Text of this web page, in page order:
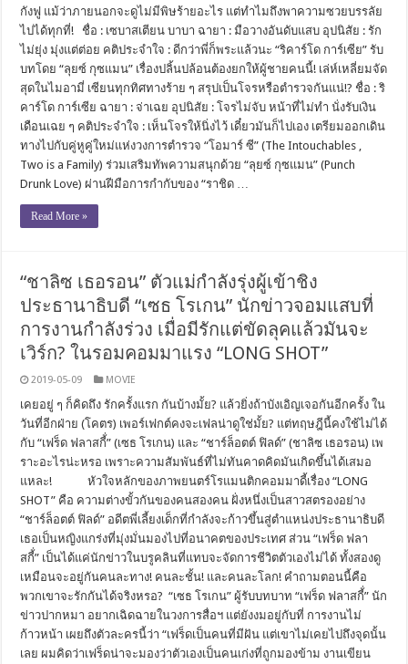
กังฟู แม้ว่าภายนอกจะดูไม่มีพิษร้ายอะไร แต่ทำไมถึงพาความซวยบรรลัย
ไปได้ทุกที่! ชื่อ : เซบาสเตียน บาบา ฉายา : มือวางอันดับแสบ อุปนิสัย : รัก
ไม่ยุ่ง มุ่งแต่ต่อย คติประจำใจ : ดีกว่าพี่ก็พระแล้วนะ “ริคาร์โด การ์เซีย” รับ
บทโดย “ลุยซ์ กุซแมน” เรื่องปลิ้นปล้อนต้องยกให้ผู้ชายคนนี้! เล่ห์เหลี่ยมจัด
สุดในไมอามี่ เซียนทุกทิศทางร้าย ๆ สรุปเป็นโจรหรือตำรวจกันแน่!? ชื่อ : ริ
คาร์โด การ์เซีย ฉายา : จ่าเฉย อุปนิสัย : โจรไม่จับ หน้าที่ไม่ทำ นั่งรับเงิน
เดือนเฉย ๆ คติประจำใจ : เห็นโจรให้นิ่งไว้ เดี๋ยวมันก็ไปเอง เตรียมออกเดิน
ทางไปกับคู่หูคู่ใหม่แห่งวงการตำรวจ “โอมาร์ ซี” (The Intouchables ,
Two is a Family) ร่วมเสริมทัพความสนุกด้วย “ลุยซ์ กุซแมน” (Punch
Drunk Love) ผ่านฝีมือการกำกับของ “ราชิด …
Read More »
“ชาลิซ เธอรอน” ตัวแม่กำลังรุ่งผู้เข้าชิง
ประธานาธิบดี “เซธ โรเกน” นักข่าวจอมแสบที่
การงานกำลังร่วง เมื่อมีรักแต่ขัดลุคแล้วมันจะ
เวิร์ก? ในรอมคอมมาแรง “LONG SHOT”
2019-05-09 MOVIE
เคยอยู่ ๆ ก็คิดถึง รักครั้งแรก กันบ้างมั้ย? แล้วยิ่งถ้าบังเอิญเจอกันอีกครั้ง ใน
วันที่อีกฝ่าย (โคตร) เพอร์เฟกต์คงจะเฟลน่าดูใช่มั้ย? แต่ทฤษฎีนี้คงใช้ไม่ได้
กับ “เฟร็ด ฟลาสกี้่” (เซธ โรเกน) และ “ชาร์ล็อตต์ ฟิลด์” (ชาลิซ เธอรอน) เพ
ราะอะไรน่ะหรอ เพราะความสัมพันธ์ที่ไม่ทันคาดคิดมันเกิดขึ้นได้เสมอ
แหละ! หัวใจหลักของภาพยนตร์โรแมนติกคอมมาดี้เรื่อง “LONG
SHOT” คือ ความต่างขั้วกันของคนสองคน ฝั่งหนึ่งเป็นสาวสตรองอย่าง
“ชาร์ล็อตต์ ฟิลด์” อดีตพี่เลี้ยงเด็กที่กำลังจะก้าวขึ้นสู่ตำแหน่งประธานาธิบดี
เธอเป็นหญิงแกร่งที่มุ่งมั่นมองไปที่อนาคตของประเทศ ส่วน “เฟร็ด ฟลา
สกี้่” เป็นได้แค่นักข่าวในบรูคลินที่แทบจะจัดการชีวิตตัวเองไม่ได้ ทั้งสองดู
เหมือนจะอยู่กันคนละทาง! คนละชั้น! และคนละโลก! คำถามตอนนี้คือ
พวกเขาจะรักกันได้จริงหรอ? “เซธ โรเกน” ผู้รับบทบาท “เฟร็ด ฟลาสกี้่” นัก
ข่าวปากหมา อยากเฉิดฉายในวงการสื่อฯ แต่ยังงมอยู่กับที่ การงานไม่
ก้าวหน้า เผยถึงตัวละครนี้ว่า “เฟร็ดเป็นคนที่มีฝัน แต่เขาไม่เคยไปถึงจุดนั้น
เลย ผมคิดว่าเฟร็ดน่าจะมองว่าตัวเองเป็นคนเก่งที่ถูกมองข้าม งานเขียน